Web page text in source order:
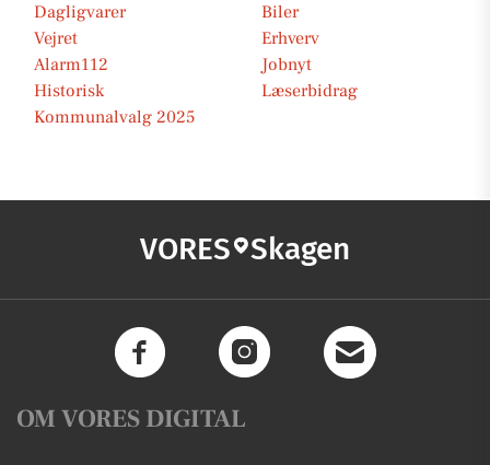
Dagligvarer
Biler
Vejret
Erhverv
Alarm112
Jobnyt
Historisk
Læserbidrag
Kommunalvalg 2025
VORES Skagen
OM VORES DIGITAL